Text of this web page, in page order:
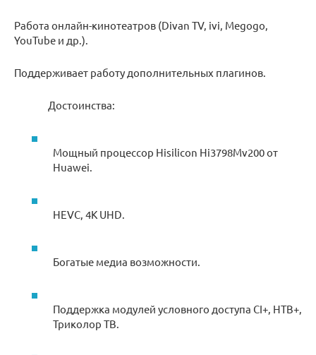
Работа онлайн-кинотеатров (Divan TV, ivi, Megogo,
YouTube и др.).
Поддерживает работу дополнительных плагинов.
Достоинства:
Мощный процессор Hisilicon Hi3798Mv200 от
Huawei.
HEVC, 4K UHD.
Богатые медиа возможности.
Поддержка модулей условного доступа CI+, НТВ+,
Триколор ТВ.